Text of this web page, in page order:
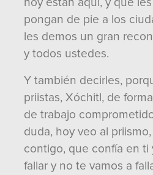
pongan de pie a los
les demos un gran
y todos ustedes.
Y también decirles,
priistas, Xóchitl, de
de trabajo
duda, hoy veo al
contigo, que confía en ti
fallar y no te vamos a